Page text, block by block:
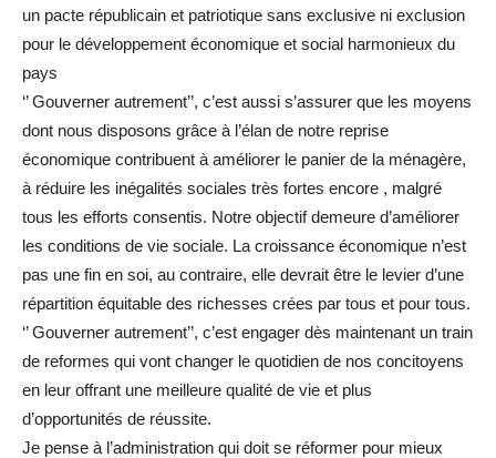
un pacte républicain et patriotique sans exclusive ni exclusion
pour le développement économique et social harmonieux du
pays
‘’ Gouverner autrement’’, c’est aussi s’assurer que les moyens
dont nous disposons grâce à l’élan de notre reprise
économique contribuent à améliorer le panier de la ménagère,
à réduire les inégalités sociales très fortes encore , malgré
tous les efforts consentis. Notre objectif demeure d’améliorer
les conditions de vie sociale. La croissance économique n’est
pas une fin en soi, au contraire, elle devrait être le levier d’une
répartition équitable des richesses crées par tous et pour tous.
‘’ Gouverner autrement’’, c’est engager dès maintenant un train
de reformes qui vont changer le quotidien de nos concitoyens
en leur offrant une meilleure qualité de vie et plus
d’opportunités de réussite.
Je pense à l’administration qui doit se réformer pour mieux